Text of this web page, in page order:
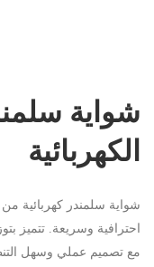
شواية
الكهربائية
شواية سلمندر كهربائية من
احترافية وسريعة. تتميز
مع تصميم عملي وسهل